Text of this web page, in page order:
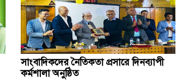
সাংবাদিকদের নৈতিকতা প্রসারে দিনব্যাপী
কর্মশালা অনুষ্ঠিত